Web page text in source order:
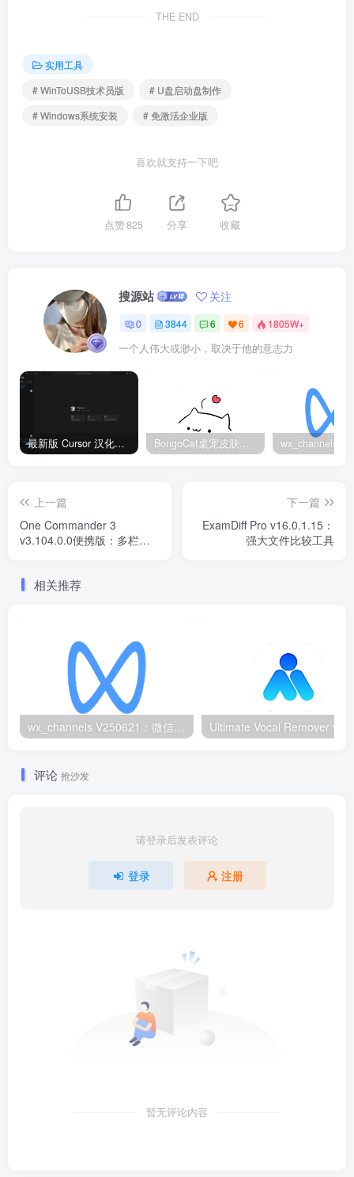
THE END
实用工具
# WinToUSB技术员版
# U盘启动盘制作
# Windows系统安装
# 免激活企业版
喜欢就支持一下吧
点赞825 分享 收藏
搜源站 关注
0 3844 6 6 1805W+
一个人伟大或渺小，取决于他的意志力
最新版 Cursor 汉化设置中文教程（两种简单方法，附中文语言包下载） BongoCat桌宠皮肤包大全：20款主题皮肤免费下载
上一篇
One Commander 3
v3.104.0.0便携版：多栏文
下一篇
ExamDiff Pro v16.0.1.15：
强大文件比较工具
相关推荐
评论 抢沙发
请登录后发表评论
登录 注册
暂无评论内容